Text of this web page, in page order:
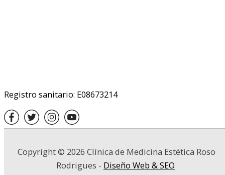
Registro sanitario: E08673214
Copyright © 2026 Clínica de Medicina Estética Roso
Rodrigues - Diseño Web & SEO